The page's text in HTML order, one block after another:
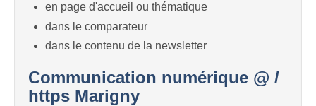
en page d'accueil ou thématique
dans le comparateur
dans le contenu de la newsletter
Communication numérique @ /
https Marigny